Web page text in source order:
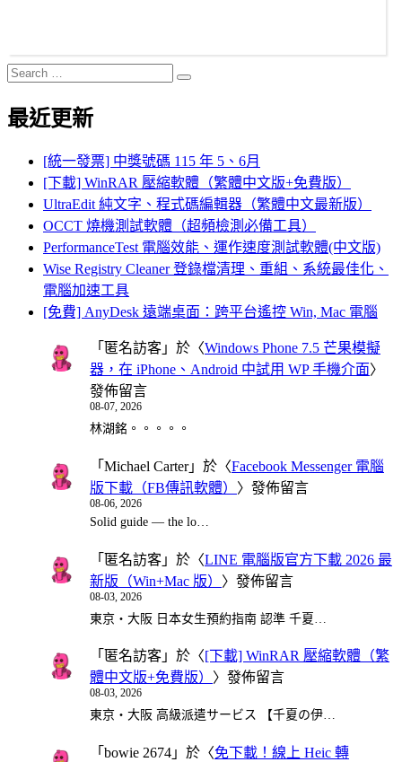
Search
for:
Search
最近更新
[統一發票] 中獎號碼 115 年 5、6月
[下載] WinRAR 壓縮軟體（繁體中文版+免費版）
UltraEdit 純文字、程式碼編輯器（繁體中文最新版）
OCCT 燒機測試軟體（超頻檢測必備工具）
PerformanceTest 電腦效能、運作速度測試軟體(中文版)
Wise Registry Cleaner 登錄檔清理、重組、系統最佳化、
電腦加速工具
[免費] AnyDesk 遠端桌面：跨平台遙控 Win, Mac 電腦
「 匿名訪客 」於〈Windows Phone 7.5 芒果模擬
器，在 iPhone、Android 中試用 WP 手機介面〉
發佈留言
08-07, 2026
林湖銘。。。。。
「 Michael Carter」於〈Facebook Messenger 電腦
版下載（FB傳訊軟體） 〉發佈留言
08-06, 2026
Solid guide — the lo…
「 匿名訪客 」於〈LINE 電腦版官方下載 2026 最
新版（Win+Mac 版） 〉發佈留言
08-03, 2026
東京・大阪 日本女生預約指南 認準 千夏…
「 匿名訪客 」於〈[下載] WinRAR 壓縮軟體（繁
體中文版+免費版） 〉發佈留言
08-03, 2026
東京・大阪 高級派遣サービス 【千夏の伊…
「 bowie 2674 」於〈免下載！線上 Heic 轉